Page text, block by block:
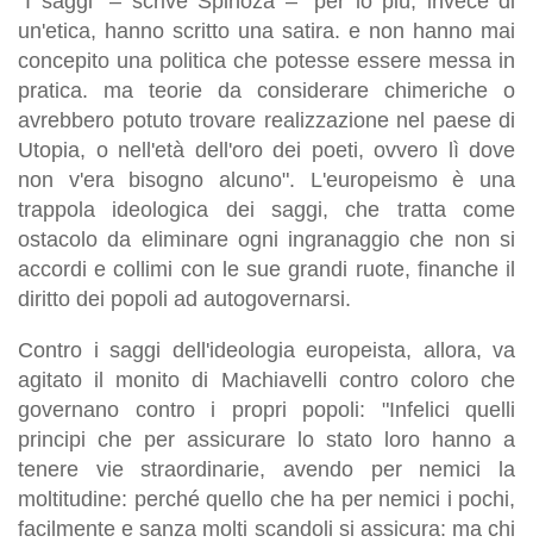
un'etica, hanno scritto una satira. e non hanno mai
concepito una politica che potesse essere messa in
pratica. ma teorie da considerare chimeriche o
avrebbero potuto trovare realizzazione nel paese di
Utopia, o nell'età dell'oro dei poeti, ovvero lì dove
non v'era bisogno alcuno". L'europeismo è una
trappola ideologica dei saggi, che tratta come
ostacolo da eliminare ogni ingranaggio che non si
accordi e collimi con le sue grandi ruote, finanche il
diritto dei popoli ad autogovernarsi.
Contro i saggi dell'ideologia europeista, allora, va
agitato il monito di Machiavelli contro coloro che
governano contro i propri popoli: "Infelici quelli
principi che per assicurare lo stato loro hanno a
tenere vie straordinarie, avendo per nemici la
moltitudine: perché quello che ha per nemici i pochi,
facilmente e sanza molti scandoli si assicura: ma chi